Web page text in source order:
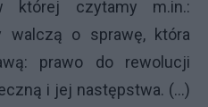
której czytamy m.in.:
walczą o sprawę, która
prawo do rewolucji
i jej następstwa. (…)